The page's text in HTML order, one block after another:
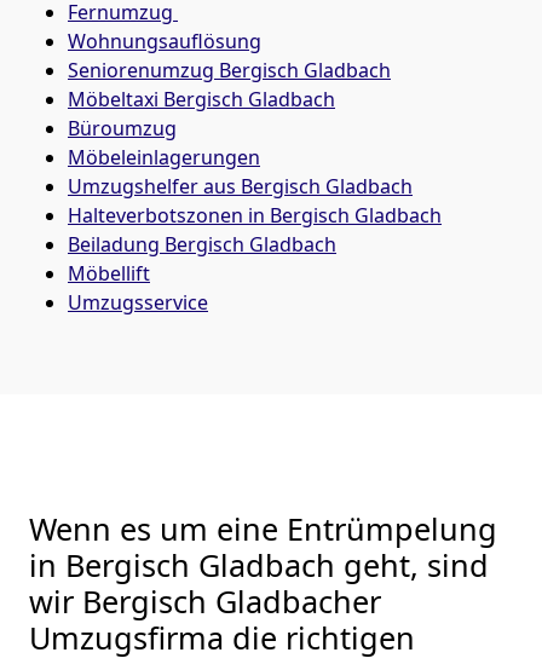
Fernumzug
Wohnungsauflösung
Seniorenumzug Bergisch Gladbach
Möbeltaxi Bergisch Gladbach
Büroumzug
Möbeleinlagerungen
Umzugshelfer aus Bergisch Gladbach
Halteverbotszonen in Bergisch Gladbach
Beiladung Bergisch Gladbach
Möbellift
Umzugsservice
Wenn es um eine Entrümpelung
in Bergisch Gladbach geht, sind
wir Bergisch Gladbacher
Umzugsfirma die richtigen